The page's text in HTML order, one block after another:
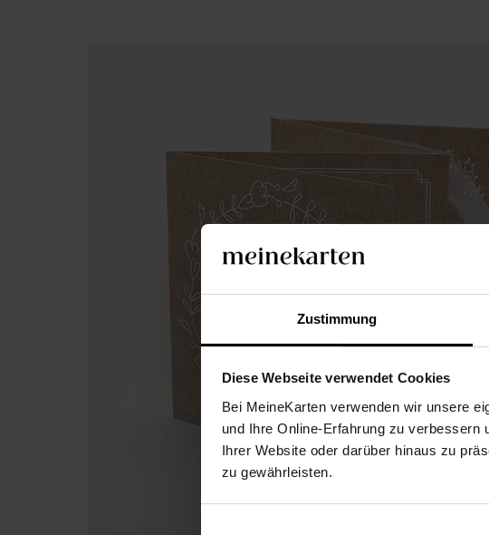
Zustimmung
Diese Webseite verwendet Cookies
Bei MeineKarten verwenden wir unsere
und Ihre Online-Erfahrung zu verbessern
Ihrer Website oder darüber hinaus zu
zu gewährleisten.